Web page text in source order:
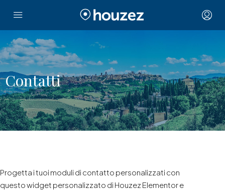
Contatti
Progetta i tuoi moduli di contatto personalizzati con
questo widget personalizzato di Houzez Elementor e